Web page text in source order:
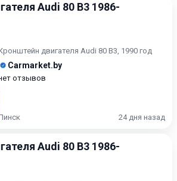
Audi 80 B3 1986-
двигателя Audi 80 B3, 1990 год
Carmarket.by
отзывов
24 дня назад
Audi 80 B3 1986-